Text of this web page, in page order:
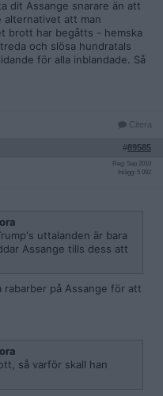
dit Assange snarare än att
alternativet att man
brott har begåtts - hemska
och slösa hundratals
för alla inblandade. Så
Citera
#89585
Reg: Sep 2010
Inlägg: 5 092
uttalanden är bara
Assange tills dess att
rabarber på Assange för att
så varför skall han